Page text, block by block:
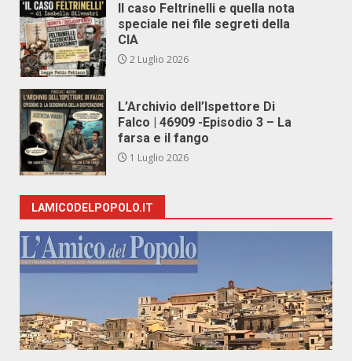
Il caso Feltrinelli e quella nota
speciale nei file segreti della
CIA
2 Luglio 2026
L’Archivio dell’Ispettore Di
Falco | 46909 -Episodio 3 – La
farsa e il fango
1 Luglio 2026
LAMICODELPOPOLO.IT